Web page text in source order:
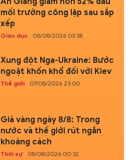
mối trường công lập sau sắp
xếp
Giáo dục 08/08/2026 03:38
Xung đột Nga-Ukraine: Bước
ngoặt khốn khổ đối với Kiev
Thế giới 07/08/2026 23:00
Giá vàng ngày 8/8: Trong
nước và thế giới rút ngắn
khoảng cách
Thời sự 08/08/2026 00:32